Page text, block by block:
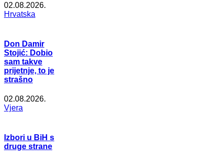
02.08.2026.
Hrvatska
Don Damir
Stojić: Dobio
sam takve
prijetnje, to je
strašno
02.08.2026.
Vjera
Izbori u BiH s
druge strane